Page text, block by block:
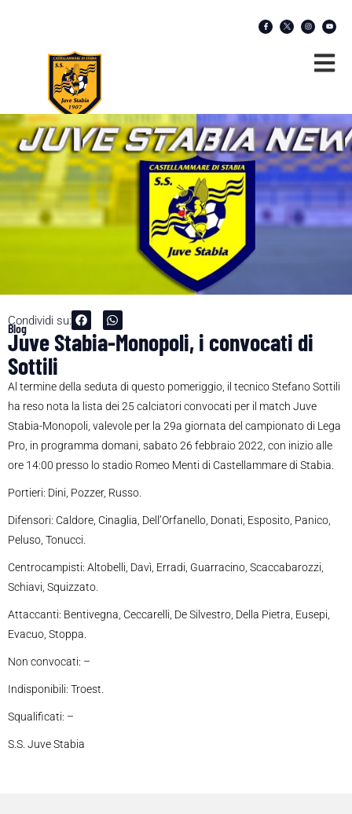
Condividi su:
Blog
Juve Stabia-Monopoli, i convocati di
Sottili
Al termine della seduta di questo pomeriggio, il tecnico Stefano Sottili
ha reso nota la lista dei 25 calciatori convocati per il match Juve
Stabia-Monopoli, valevole per la 29a giornata del campionato di Lega
Pro, in programma domani, sabato 26 febbraio 2022, con inizio alle
ore 14:00 presso lo stadio Romeo Menti di Castellammare di Stabia.
Portieri: Dini, Pozzer, Russo.
Difensori: Caldore, Cinaglia, Dell’Orfanello, Donati, Esposito, Panico,
Peluso, Tonucci.
Centrocampisti: Altobelli, Davì, Erradi, Guarracino, Scaccabarozzi,
Schiavi, Squizzato.
Attaccanti: Bentivegna, Ceccarelli, De Silvestro, Della Pietra, Eusepi,
Evacuo, Stoppa.
Non convocati: –
Indisponibili: Troest.
Squalificati: –
S.S. Juve Stabia